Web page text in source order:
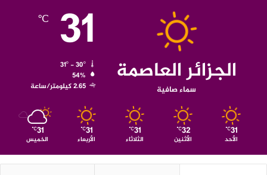
الجزائر العاصمة
سماء صافية
31
℃
54%
2.65 كيلومتر/ساعة
31
℃
الأحد
32
℃
الأثنين
31
℃
الثلاثاء
31
℃
الأربعاء
31
℃
الخميس